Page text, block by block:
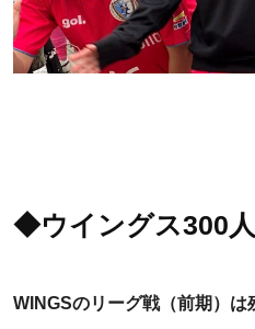
◆ウイングス300
WINGSのリーグ戦（前期）は